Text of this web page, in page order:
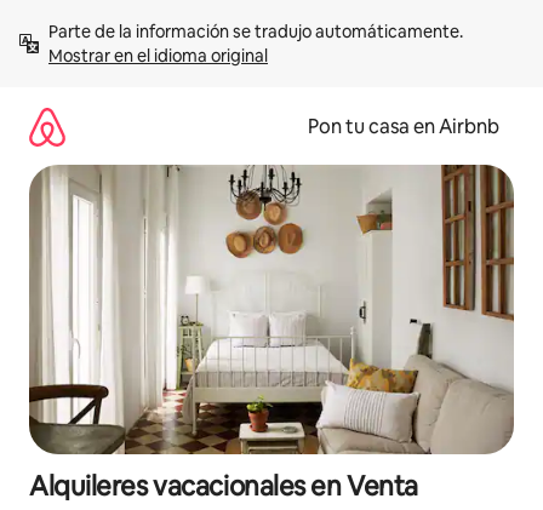
contenidoMostrar en el idioma original
Pon tu casa en Airbnb
Alquileres vacacionales en Venta